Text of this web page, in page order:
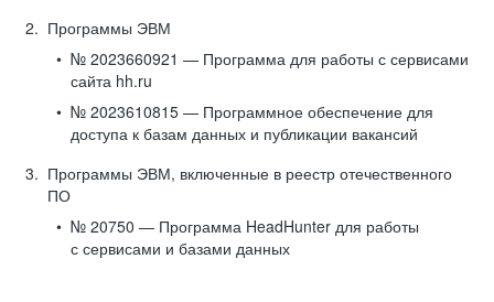
Программы ЭВМ
№ 2023660921 — Программа для работы с сервисами
сайта hh.ru
№ 2023610815 — Программное обеспечение для
доступа к базам данных и публикации вакансий
Программы ЭВМ, включенные в реестр отечественного
ПО
№ 20750 — Программа HeadHunter для работы
с сервисами и базами данных